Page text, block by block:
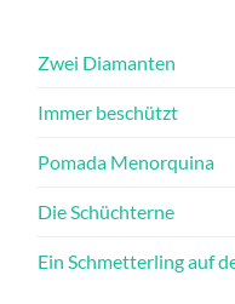
Zwei Diamanten
Immer beschützt
Pomada Menorquina
Die Schüchterne
Ein Schmetterling auf